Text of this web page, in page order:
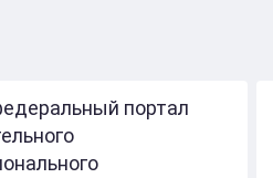
портал